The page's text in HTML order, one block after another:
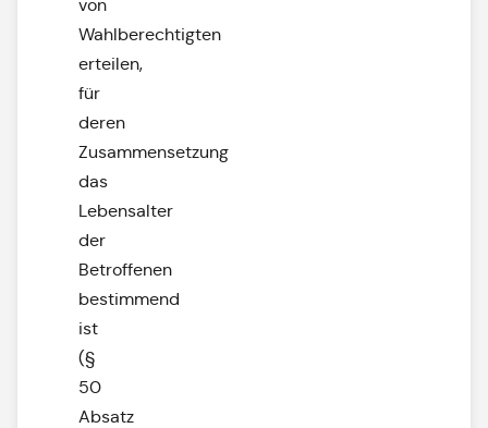
von
Wahlberechtigten
erteilen,
für
deren
Zusammensetzung
das
Lebensalter
der
Betroffenen
bestimmend
ist
(§
50
Absatz